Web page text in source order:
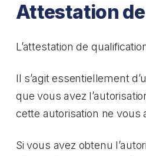
Attestation
L’attestation de
Il s’agit essentiellement
que vous avez
cette autorisation ne vous
Si vous avez obtenu